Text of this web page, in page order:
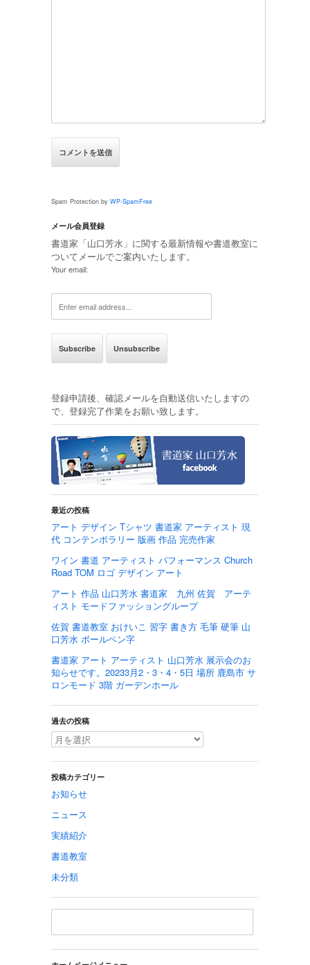
Spam Protection by WP-SpamFree
メール会員登録
書道家「山口芳水」に関する最新情報や書道教室に
ついてメールでご案内いたします。
Your email:
登録申請後、確認メールを自動送信いたしますの
で、登録完了作業をお願い致します。
最近の投稿
アート デザイン Tシャツ 書道家 アーティスト 現
代 コンテンポラリー 版画 作品 完売作家
ワイン 書道 アーティスト パフォーマンス Church
Road TOM ロゴ デザイン アート
アート 作品 山口芳水 書道家 九州 佐賀 アーテ
ィスト モードファッショングループ
佐賀 書道教室 おけいこ 習字 書き方 毛筆 硬筆 山
口芳水 ボールペン字
書道家 アート アーティスト 山口芳水 展示会のお
知らせです。20233月2・3・4・5日 場所 鹿島市 サ
ロンモード 3階 ガーデンホール
過去の投稿
投稿カテゴリー
お知らせ
ニュース
実績紹介
書道教室
未分類